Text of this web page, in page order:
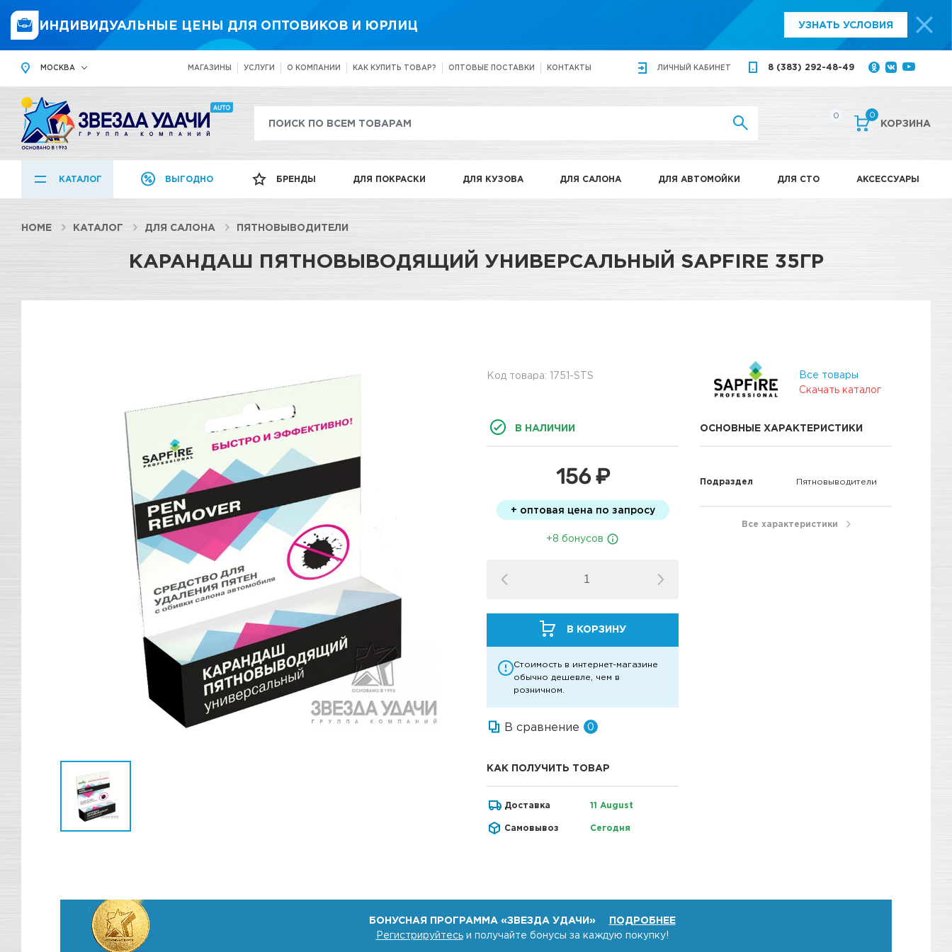
ИНДИВИДУАЛЬНЫЕ ЦЕНЫ ДЛЯ ОПТОВИКОВ И ЮРЛИЦ УЗНАТЬ УСЛОВИЯ
МОСКВА МАГАЗИНЫ УСЛУГИ О КОМПАНИИ КАК КУПИТЬ ТОВАР? ОПТОВЫЕ ПОСТАВКИ КОНТАКТЫ ЛИЧНЫЙ КАБИНЕТ 8 (383) 292-48-49
0 0
КОРЗИНА
КАТАЛОГ ВЫГОДНО БРЕНДЫ ДЛЯ ПОКРАСКИ ДЛЯ КУЗОВА ДЛЯ САЛОНА ДЛЯ АВТОМОЙКИ ДЛЯ СТО АКСЕССУАРЫ
HOME КАТАЛОГ ДЛЯ САЛОНА ПЯТНОВЫВОДИТЕЛИ
КАРАНДАШ ПЯТНОВЫВОДЯЩИЙ УНИВЕРСАЛЬНЫЙ SAPFIRE 35ГР
Код товара: 1751-STS
В НАЛИЧИИ
156 ₽
+ оптовая цена по запросу
+8 бонусов
В КОРЗИНУ
Стоимость в интернет-магазине
обычно дешевле, чем в
розничном.
В сравнение 0
КАК ПОЛУЧИТЬ ТОВАР
Доставка 11 August
Самовывоз Сегодня
Все товары
Скачать каталог
ОСНОВНЫЕ ХАРАКТЕРИСТИКИ
Подраздел Пятновыводители
Все характеристики
БОНУСНАЯ ПРОГРАММА «ЗВЕЗДА УДАЧИ»
ПОДРОБНЕЕ
Регистрируйтесьи получайте бонусы за каждую покупку!